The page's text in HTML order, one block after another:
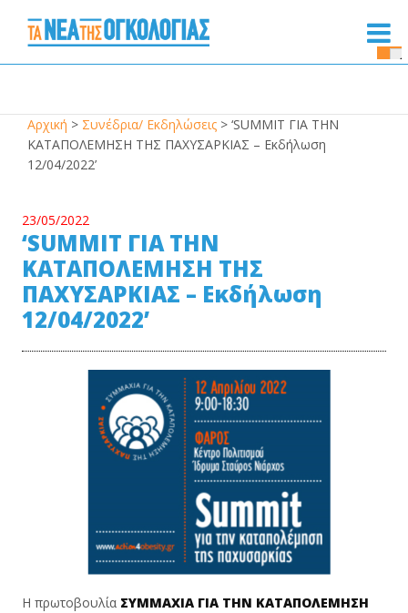
Αρχική > Συνέδρια/ Εκδηλώσεις > ‘SUMMIT ΓΙΑ ΤΗΝ
ΚΑΤΑΠΟΛΕΜΗΣΗ ΤΗΣ ΠΑΧΥΣΑΡΚΙΑΣ – Εκδήλωση
12/04/2022’
23/05/2022
‘SUMMIT ΓΙΑ ΤΗΝ
ΚΑΤΑΠΟΛΕΜΗΣΗ ΤΗΣ
ΠΑΧΥΣΑΡΚΙΑΣ – Εκδήλωση
12/04/2022’
Η πρωτοβουλία ΣΥΜΜΑΧΙΑ ΓΙΑ ΤΗΝ ΚΑΤΑΠΟΛΕΜΗΣΗ